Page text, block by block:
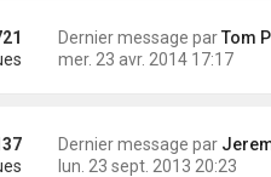
Dernier message parTom
mer. 23 avr. 2014 17:17
Dernier message par Jeremy
lun. 23 sept. 2013 20:23